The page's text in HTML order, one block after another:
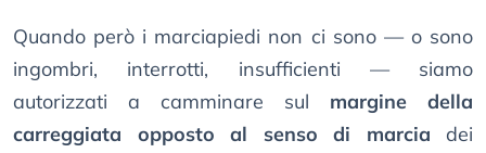
Quando però i marciapiedi non ci sono — o sono
ingombri, interrotti, insufficienti — siamo
autorizzati a camminare sul margine della
carreggiata opposto al senso di marcia dei